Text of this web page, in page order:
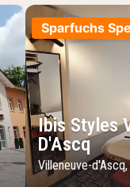
Sparfuchs
Ibis Styles
D'Ascq
Villeneuve-